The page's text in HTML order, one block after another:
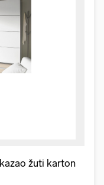
žuti karton